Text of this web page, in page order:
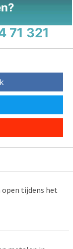
71 321
open tijdens het